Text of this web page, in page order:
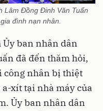
Lâm Đồng Đinh Văn Tuấn
đình nạn nhân.
Ủy ban nhân dân
đã đến thăm hỏi,
công nhân bị thiệt
xít tại nhà máy của
Ủy ban nhân dân